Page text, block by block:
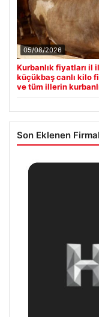
05/08/2026
Kurbanlık fiyatları il
küçükbaş canlı kilo
ve tüm illerin
Son Eklenen